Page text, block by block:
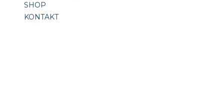
SHOP
KONTAKT